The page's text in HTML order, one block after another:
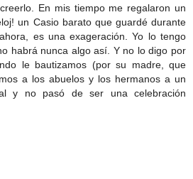
En mis tiempo me regalaron un
un Casio barato que guardé durante
es una exageración. Yo lo tengo
habrá nunca algo así. Y no lo digo por
le bautizamos (por su madre, que
a los abuelos y los hermanos a un
y no pasó de ser una celebración